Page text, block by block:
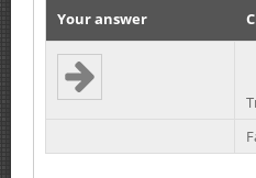
Your answer